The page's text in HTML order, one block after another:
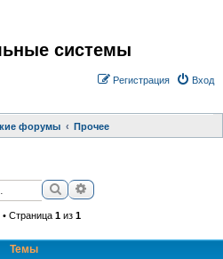
системы
Вход
Регистрация
форумы Прочее
ПоискРасширенный поиск
Страница 1из 1
Темы